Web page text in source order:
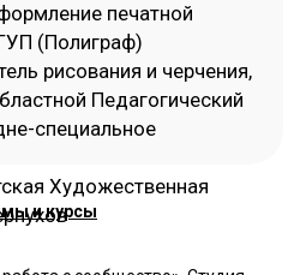
семинаров:
«Чувства»
и
с последствиями
М. Мюррей»